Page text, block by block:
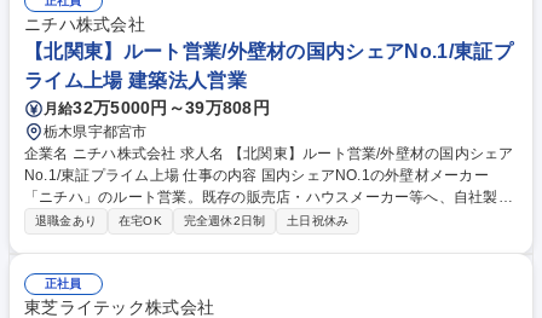
構築に重点を置いています。■チームで協力して営業活動を行うため、個
人に過度な負担がかからない仕組みになっています。■コンサルタントと
連携した営業手法の研修もあり、未経験からでもしっかりと成長できる環
境です。 募集職種 【宇都宮市/住宅営業】≪未経験OK≫働きやすさとやり
がいが両立する優良企業！
ニチハ株式会社
【北関東】ルート営業/外壁材の国内シェアNo.1/東証プ
ライム上場 建築法人営業
月給32万5000円～39万808円
栃木県宇都宮市
企業名 ニチハ株式会社 求人名 【北関東】ルート営業/外壁材の国内シェア
No.1/東証プライム上場 仕事の内容 国内シェアNO.1の外壁材メーカー
「ニチハ」のルート営業。既存の販売店・ハウスメーカー等へ、自社製品
やサービスをご案内します。強固な顧客基盤があるため、腰を据えてシェ
グ ■ニーズに合わせた最適な製品・工法の提案 ※オンライン商談も導入し
ており、状況に応じた在宅勤務も相談可能です。 ★業界トップクラスの製
退職金あり 在宅OK 完全週休2日制 土日祝休み
正社員
東芝ライテック株式会社